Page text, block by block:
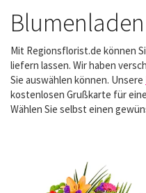
Mit Regionsflorist.de können
liefern lassen. Wir haben
Sie auswählen können. Unsere
kostenlosen Grußkarte für
Wählen Sie selbst einen